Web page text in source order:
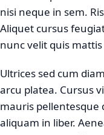
nisi neque in sem.
Aliquet cursus
nunc velit quis
Ultrices sed cum
arcu platea. Cursus
mauris pellentesque
aliquam in liber.